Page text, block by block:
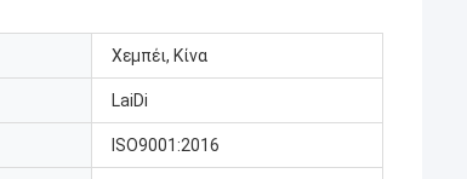
Χεμπέι, Κίνα
LaiDi
ISO9001:2016